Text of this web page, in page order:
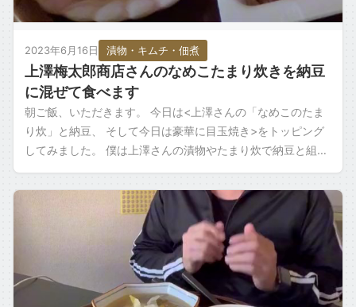
2023年6月16日 漬物・キムチ・佃煮
上澤梅太郎商店さんのなめこたまり炊きを納豆
に混ぜて食べます
朝ご飯、いただきます。 今日は<上澤さんの「なめこのたま
り炊」と納豆、 そして今日は豪華に目玉焼き>をトッピング
してみました。 僕は上澤さんの漬物やたまり炊で納豆と組み